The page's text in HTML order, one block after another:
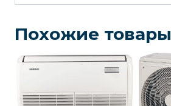
Похожие товары